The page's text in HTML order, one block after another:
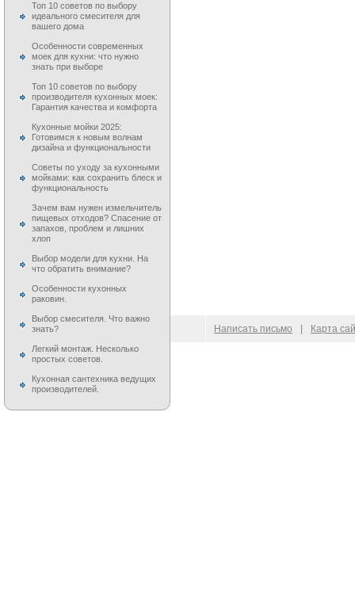
Топ 10 советов по выбору
идеального смесителя для
вашего дома
Особенности современных
моек для кухни: что нужно
знать при выборе
Топ 10 советов по выбору
производителя кухонных моек:
Гарантия качества и комфорта
Кухонные мойки 2025:
Готовимся к новым волнам
дизайна и функциональности
Советы по уходу за кухонными
мойками: как сохранить блеск и
функциональность
Зачем вам нужен измельчитель
пищевых отходов? Спасение от
запахов, проблем и лишних
хлоп
Выбор модели для кухни. На
что обратить внимание?
Особенности кухонных
раковин.
Выбор смесителя. Что важно
знать?
Легкий монтаж. Несколько
простых советов.
Кухонная сантехника ведущих
производителей.
© 2009–2026 Написать письмо Карта